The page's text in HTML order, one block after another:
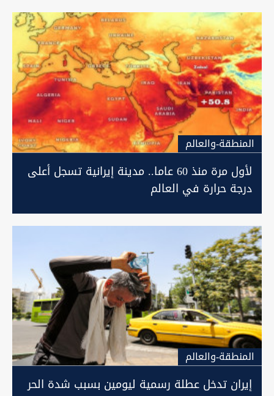
المنطقة-والعالم
لأول مرة منذ 60 عاما.. مدينة إيرانية تسجل أعلى
درجة حرارة في العالم
المنطقة-والعالم
إيران تدخل عطلة رسمية ليومين بسبب شدة الحر